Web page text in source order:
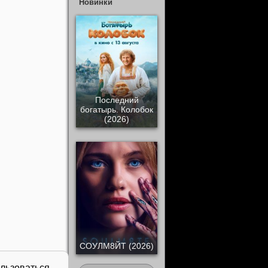
Новинки
Последний
богатырь. Колобок
(2026)
СОУЛМ8ЙТ (2026)